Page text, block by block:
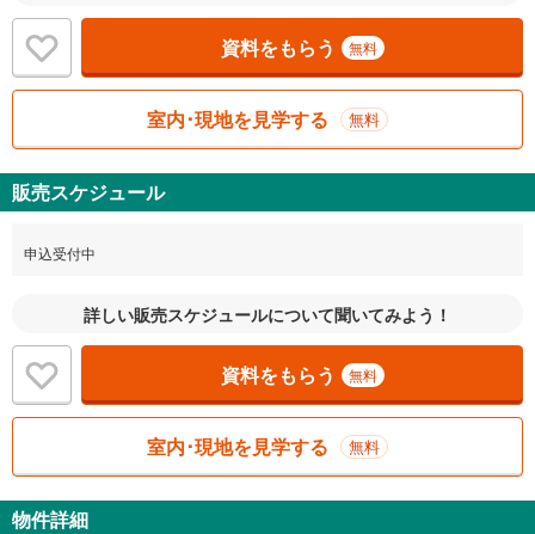
資料をもらう 無料
室内･現地を見学する 無料
販売スケジュール
申込受付中
詳しい販売スケジュールについて聞いてみよう！
資料をもらう 無料
室内･現地を見学する 無料
物件詳細